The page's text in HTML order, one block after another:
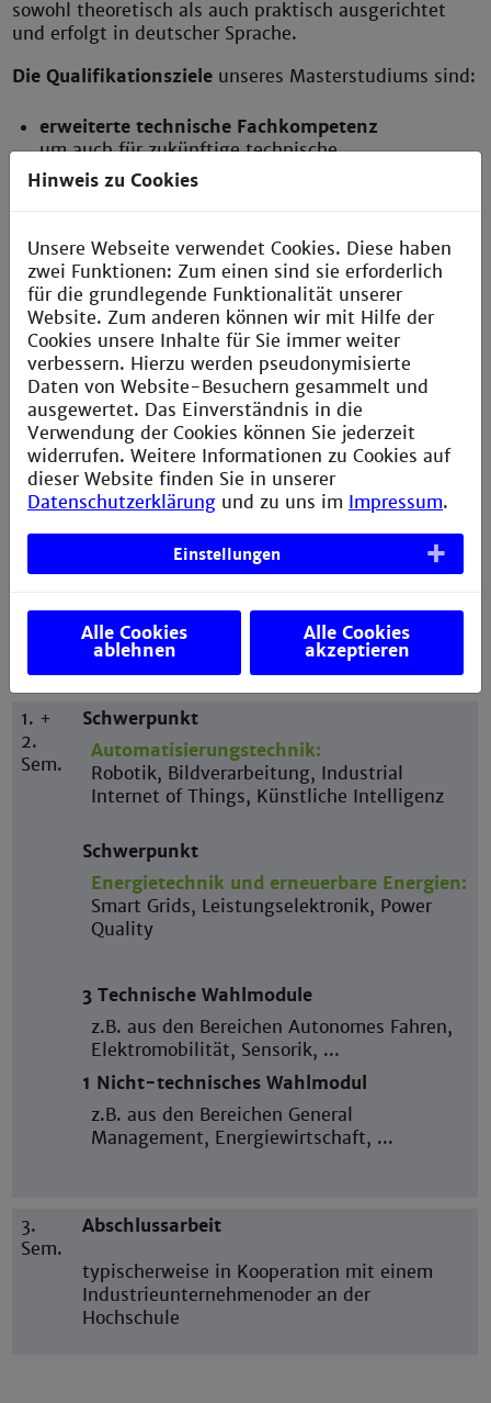
sowohl theoretisch als auch praktisch ausgerichtet
und erfolgt in deutscher Sprache.
Die Qualifikationsziele unseres Masterstudiums sind:
erweiterte technische Fachkompetenz
um auch für zukünftige technische
Fragestellungen gut gerüstet zu sein.
Absolvent*innen können die Auswirkungen von
Entwicklungen sowohl nach technischen als auch
nach gesellschaftlichen und ethischen
Gesichtspunkten beurteilen. Eine Promotion ist
nach dem Masterabschluss möglich.
soziale und persönliche Kompetenzen
z.B. Teamfähigkeit, Präsentations- und
Kommunikationstechniken.
Webseite des Studiengangs
Studien- und Prüfungsordnung
Studienverlauf
1. +
2.
Sem.
Schwerpunkt
Automatisierungstechnik:
Robotik, Bildverarbeitung, Industrial
Internet of Things, Künstliche Intelligenz
Schwerpunkt
Energietechnik und erneuerbare Energien:
Smart Grids, Leistungselektronik, Power
Quality
3 Technische Wahlmodule
z.B. aus den Bereichen Autonomes Fahren,
Elektromobilität, Sensorik, ...
1 Nicht-technisches Wahlmodul
z.B. aus den Bereichen General
Management, Energiewirtschaft, ...
3.
Sem.
Abschlussarbeit
typischerweise in Kooperation mit einem
Industrieunternehmenoder an der
Hochschule
Hinweis zu Cookies
Unsere Webseite verwendet Cookies. Diese haben
zwei Funktionen: Zum einen sind sie erforderlich
für die grundlegende Funktionalität unserer
Website. Zum anderen können wir mit Hilfe der
Cookies unsere Inhalte für Sie immer weiter
verbessern. Hierzu werden pseudonymisierte
Daten von Website-Besuchern gesammelt und
ausgewertet. Das Einverständnis in die
Verwendung der Cookies können Sie jederzeit
widerrufen. Weitere Informationen zu Cookies auf
dieser Website finden Sie in unserer
Datenschutzerklärung und zu uns im Impressum.
Einstellungen
Alle Cookies
ablehnen
Alle Cookies
akzeptieren